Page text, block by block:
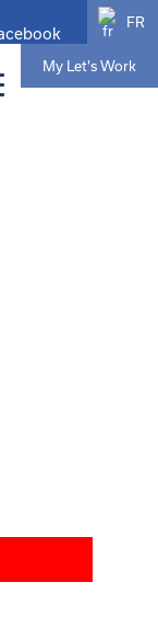
FR
My Let's Work